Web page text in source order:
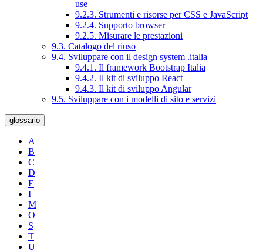
use
9.2.3. Strumenti e risorse per CSS e JavaScript
9.2.4. Supporto browser
9.2.5. Misurare le prestazioni
9.3. Catalogo del riuso
9.4. Sviluppare con il design system .italia
9.4.1. Il framework Bootstrap Italia
9.4.2. Il kit di sviluppo React
9.4.3. Il kit di sviluppo Angular
9.5. Sviluppare con i modelli di sito e servizi
glossario
A
B
C
D
E
I
M
O
S
T
U